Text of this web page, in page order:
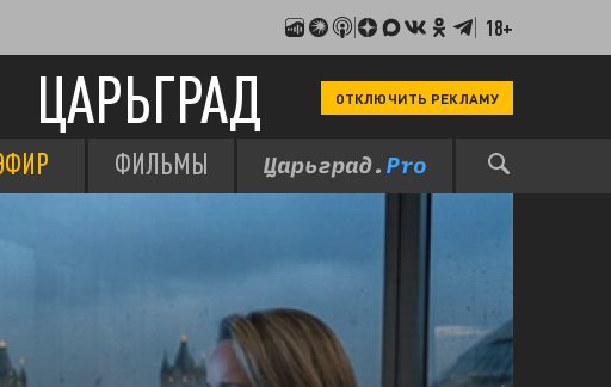
18+
ЦАРЬГРАД ОТКЛЮЧИТЬ РЕКЛАМУ
ФИЛЬМЫ